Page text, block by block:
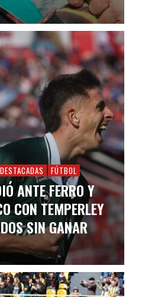
DESTACADAS FÚTBOL
ANTE FERRO Y
CON TEMPERLEY
SIN GANAR